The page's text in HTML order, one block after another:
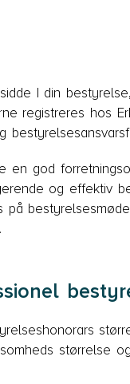
I din
registreres hos
en god
og effektiv
på
størrelse